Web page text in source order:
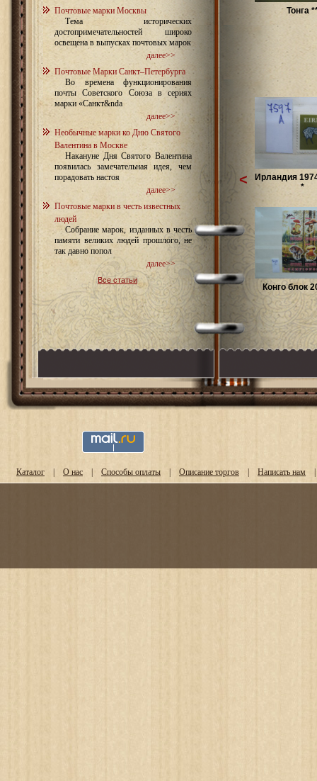
Почтовые марки Москвы
Тема исторических
достопримечательностей широко
освещена в выпусках почтовых марок
далее>>
Почтовые Марки Санкт–Петербурга
Во времена функционирования
почты Советского Союза в сериях
марки «Санкт&nda
далее>>
Необычные марки ко Дню Святого
Валентина в Москве
Накануне Дня Святого Валентина
появилась замечательная идея, чем
порадовать настоя
далее>>
Почтовые марки в честь известных
людей
Собрание марок, изданных в честь
памяти великих людей прошлого, не
так давно попол
далее>>
Все статьи
Тонга
Ирландия
*
Конго блок
<
Каталог | О нас | Способы оплаты | Описание торгов | Написать нам |